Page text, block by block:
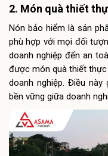
2. Món quà thiết
Nón bảo hiểm là sản
phù hợp với mọi đối
doanh nghiệp đến an
được món quà thiết
doanh nghiệp. Điều
bền vững giữa doanh